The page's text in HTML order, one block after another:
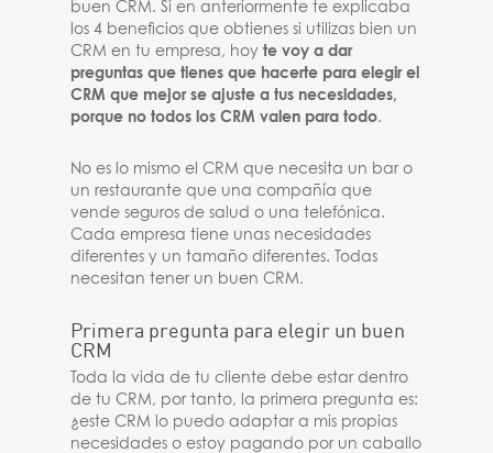
buen CRM. Si en anteriormente te explicaba
los 4 beneficios que obtienes si utilizas bien un
CRM en tu empresa, hoyte voy a dar
preguntas que tienes que hacerte para elegir el
CRM que mejor se ajuste a tus necesidades,
porque no todos los CRM valen para todo.
No es lo mismo el CRM que necesita un bar o
un restaurante que una compañía que
vende seguros de salud o una telefónica.
Cada empresa tiene unas necesidades
diferentes y un tamaño diferentes. Todas
necesitan tener un buen CRM.
Primera pregunta para elegir un buen
CRM
Toda la vida de tu cliente debe estar dentro
de tu CRM, por tanto, la primera pregunta es:
¿este CRM lo puedo adaptar a mis propias
necesidades o estoy pagando por un caballo